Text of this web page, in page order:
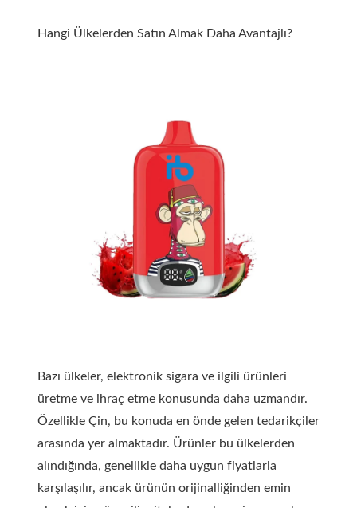
Hangi Ülkelerden Satın Almak Daha Avantajlı?
Bazı ülkeler, elektronik sigara ve ilgili ürünleri
üretme ve ihraç etme konusunda daha uzmandır.
Özellikle Çin, bu konuda en önde gelen tedarikçiler
arasında yer almaktadır. Ürünler bu ülkelerden
alındığında, genellikle daha uygun fiyatlarla
karşılaşılır, ancak ürünün orijinalliğinden emin